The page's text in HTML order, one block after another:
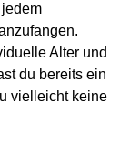
Alter und
du bereits ein
vielleicht keine